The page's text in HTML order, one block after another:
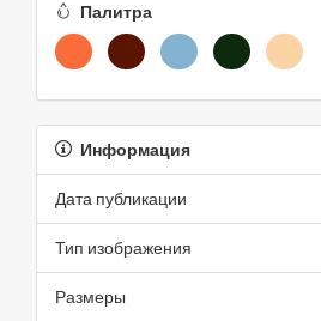
Палитра
Информация
Дата публикации
Тип изображения
Размеры